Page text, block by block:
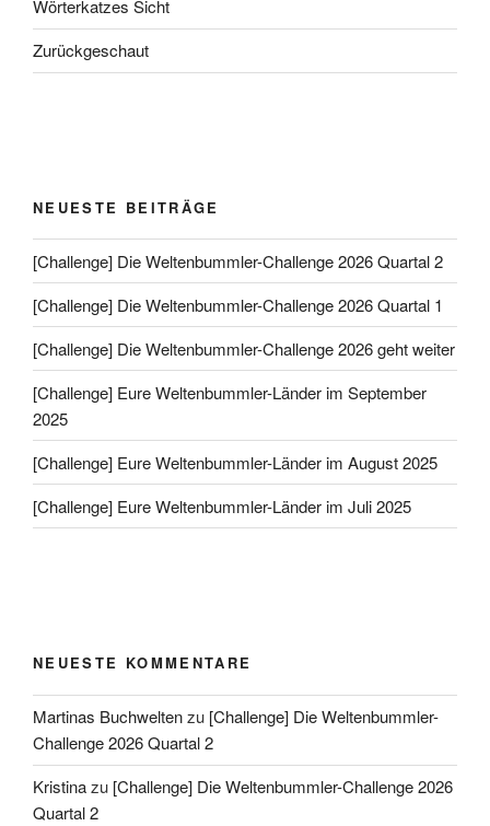
Wörterkatzes Sicht
Zurückgeschaut
NEUESTE BEITRÄGE
[Challenge] Die Weltenbummler-Challenge 2026 Quartal 2
[Challenge] Die Weltenbummler-Challenge 2026 Quartal 1
[Challenge] Die Weltenbummler-Challenge 2026 geht weiter
[Challenge] Eure Weltenbummler-Länder im September
2025
[Challenge] Eure Weltenbummler-Länder im August 2025
[Challenge] Eure Weltenbummler-Länder im Juli 2025
NEUESTE KOMMENTARE
Martinas Buchweltenzu [Challenge] Die Weltenbummler-
Challenge 2026 Quartal 2
Kristinazu [Challenge] Die Weltenbummler-Challenge 2026
Quartal 2